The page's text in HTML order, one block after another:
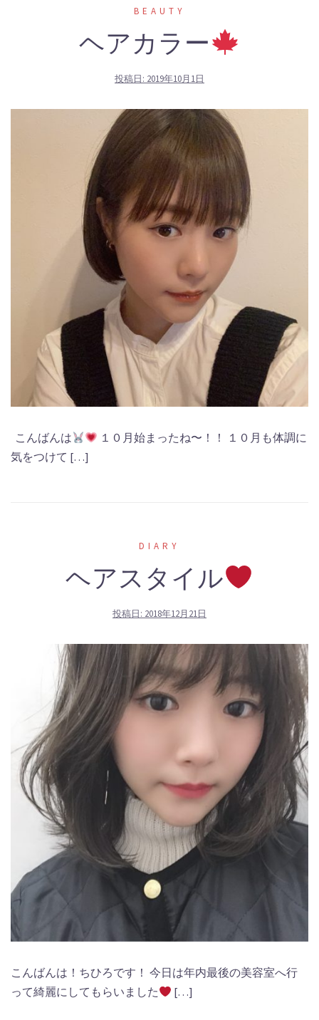
BEAUTY
ヘアカラー
投稿日: 2019年10月1日
こんばんは
１０月始まったね〜！！ １０月も体調に
気をつけて […]
DIARY
ヘアスタイル
投稿日: 2018年12月21日
こんばんは！ちひろです！ 今日は年内最後の美容室へ行
って綺麗にしてもらいました
[…]